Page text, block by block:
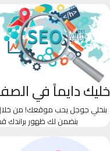
خليك دايماً في
بنضمن لك ظهور براندك